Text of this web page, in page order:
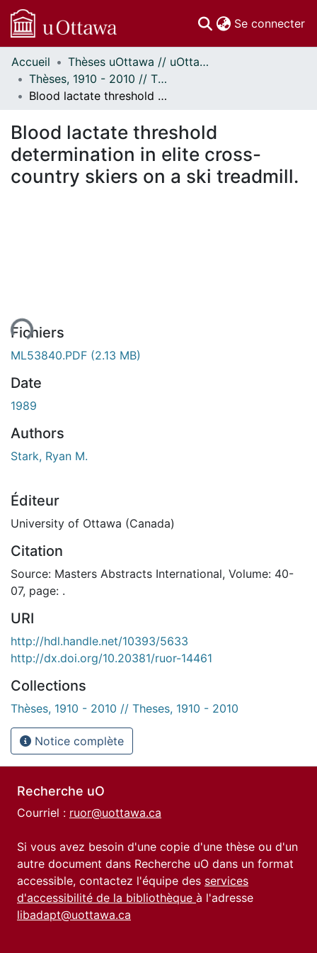
Se connecter
Communautés
et collections
Parcourir
À propos
Accueil
Thèses uOttawa // uOttawa Theses
Thèses, 1910 - 2010 // Theses, 1910 - 2010
Blood lactate threshold determination in elite cross-country skiers on a ski treadmill.
Blood lactate threshold
determination in elite cross-
country skiers on a ski treadmill.
Fichiers
ML53840.PDF (2.13 MB)
Date
1989
Authors
Stark, Ryan M.
Éditeur
University of Ottawa (Canada)
Citation
Source: Masters Abstracts International, Volume: 40-
07, page: .
URI
http://hdl.handle.net/10393/5633
http://dx.doi.org/10.20381/ruor-14461
Collections
Thèses, 1910 - 2010 // Theses, 1910 - 2010
Notice complète
Recherche uO
Courriel : ruor@uottawa.ca
Si vous avez besoin d'une copie d'une thèse ou d'un
autre document dans Recherche uO dans un format
accessible, contactez l'équipe des services
d'accessibilité de la bibliothèque à l'adresse
libadapt@uottawa.ca